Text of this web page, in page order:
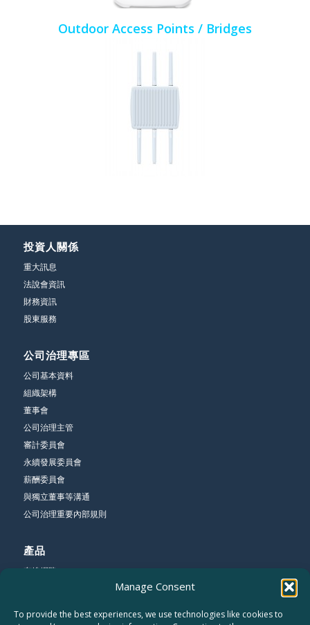
Manage Consent
To provide the best experiences, we use technologies like cookies to
Outdoor Access Points / Bridges
投資人關係
重大訊息
法說會資訊
財務資訊
股東服務
公司治理專區
公司基本資料
組織架構
董事會
公司治理主管
審計委員會
永續發展委員會
薪酬委員會
與獨立董事等溝通
公司治理重要內部規則
產品
有線網路